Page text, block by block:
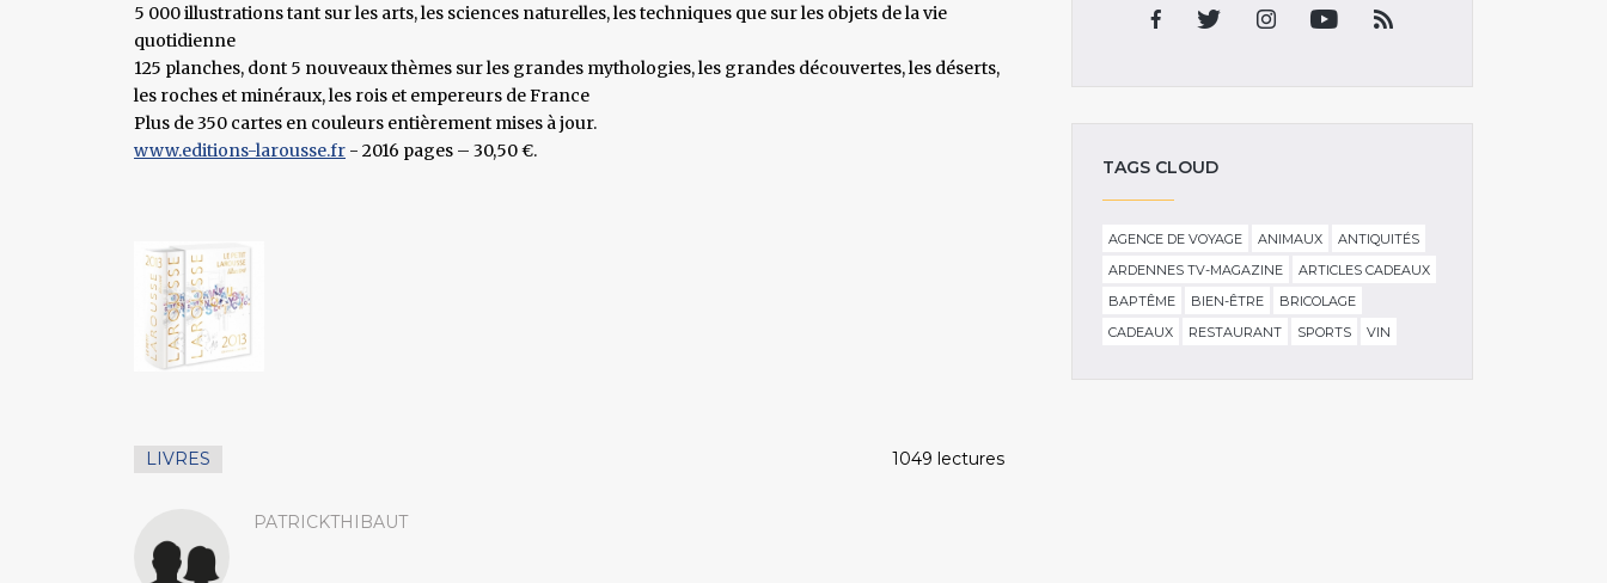
5 000 illustrations tant sur les arts, les sciences naturelles, les techniques que sur les objets de la vie
quotidienne
125 planches, dont 5 nouveaux thèmes sur les grandes mythologies, les grandes découvertes, les déserts,
les roches et minéraux, les rois et empereurs de France
Plus de 350 cartes en couleurs entièrement mises à jour.
www.editions-larousse.fr - 2016 pages – 30,50 €.
LIVRES 1049 lectures
PATRICKTHIBAUT
TAGS CLOUD
AGENCE DE VOYAGE ANIMAUX
ANTIQUITÉS
ARDENNES TV-MAGAZINE
ARTICLES CADEAUX
BAPTÊME
BIEN-ÊTRE
BRICOLAGE
CADEAUX
RESTAURANT SPORTS VIN